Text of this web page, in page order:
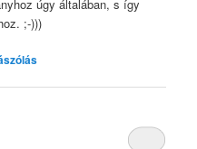
úgy általában, s így
;-)))